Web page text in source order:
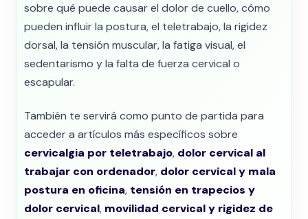
sobre qué puede causar el dolor de cuello, cómo
pueden influir la postura, el teletrabajo, la rigidez
dorsal, la tensión muscular, la fatiga visual, el
sedentarismo y la falta de fuerza cervical o
escapular.
También te servirá como punto de partida para
acceder a artículos más específicos sobre
cervicalgia por teletrabajo, dolor cervical al
trabajar con ordenador, dolor cervical y mala
postura en oficina, tensión en trapecios y
dolor cervical, movilidad cervical y rigidez de